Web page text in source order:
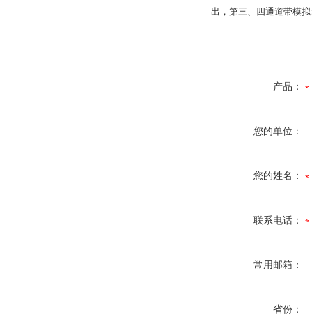
出，第三、四通道带模
产品：
您的单位：
您的姓名：
联系电话：
常用邮箱：
省份：